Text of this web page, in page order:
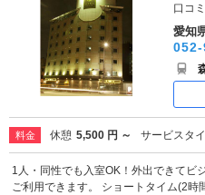
口コ
愛知
料金 休憩 5,500 円 ～ サービスタ
1人・同性でも入室OK！外出できてビ
ご利用できます。 ショートタイム(2